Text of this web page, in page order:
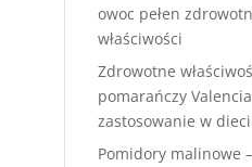
owoc pełen
właściwości
Zdrowotne
pomarańczy
zastosowanie w
Pomidory malinowe –